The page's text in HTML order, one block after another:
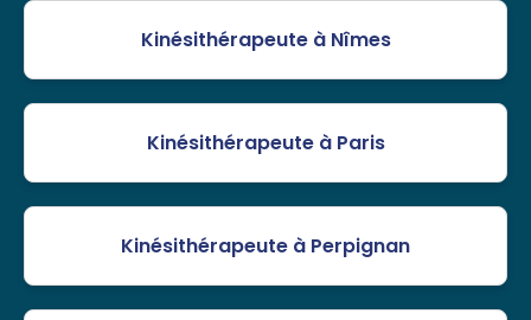
Kinésithérapeute à Nîmes
Kinésithérapeute à Paris
Kinésithérapeute à Perpignan